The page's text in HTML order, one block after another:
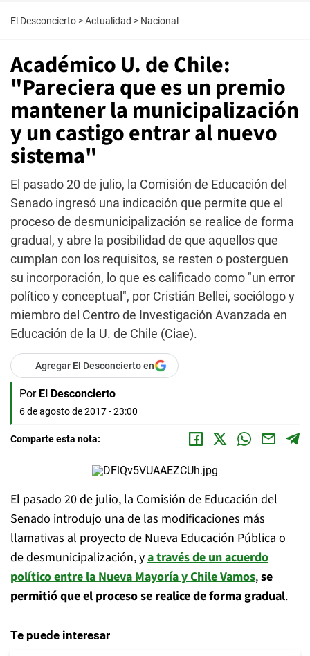
El Desconcierto >Actualidad > Nacional
Académico U. de Chile:
"Pareciera que es un premio
mantener la municipalización
y un castigo entrar al nuevo
sistema"
El pasado 20 de julio, la Comisión de Educación del
Senado ingresó una indicación que permite que el
proceso de desmunicipalización se realice de forma
gradual, y abre la posibilidad de que aquellos que
cumplan con los requisitos, se resten o posterguen
su incorporación, lo que es calificado como "un error
político y conceptual", por Cristián Bellei, sociólogo y
miembro del Centro de Investigación Avanzada en
Educación de la U. de Chile (Ciae).
Agregar El Desconcierto en
Por El Desconcierto
6 de agosto de 2017 - 23:00
Comparte esta nota:
El pasado 20 de julio, la Comisión de Educación del
Senado introdujo una de las modificaciones más
llamativas al proyecto de Nueva Educación Pública o
de desmunicipalización, ya través de un acuerdo
político entre la Nueva Mayoría y Chile Vamos,se
permitió que el proceso se realice de forma gradual.
Te puede interesar